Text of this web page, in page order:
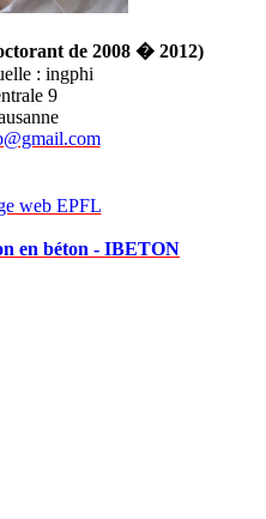
de 2008 � 2012)
: ingphi
9
web EPFL
en béton - IBETON